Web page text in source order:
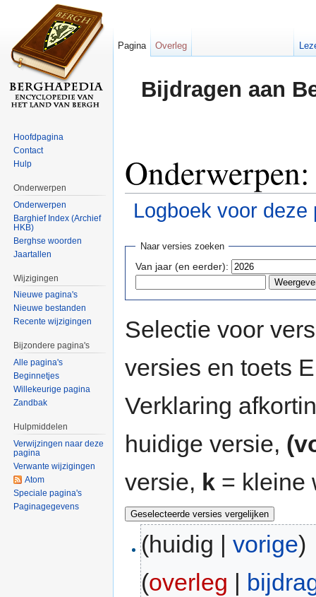
Bijdragen aan
Logboek voor deze
Naar versies zoeken
Van jaar (en eerder):
Selectie voor
versies en toets
Verklaring
huidige versie,
versie, k = kleine
(huidig |vorige)
(overleg |
Pagina Overleg
Hoofdpagina
Contact
Hulp
Onderwerpen
Onderwerpen
Barghief Index (Archief
HKB)
Berghse woorden
Jaartallen
Wijzigingen
Nieuwe pagina's
Nieuwe bestanden
Recente wijzigingen
Bijzondere pagina's
Alle pagina's
Beginnetjes
Willekeurige pagina
Zandbak
Hulpmiddelen
Verwijzingen naar deze
pagina
Verwante wijzigingen
Atom
Speciale pagina's
Paginagegevens